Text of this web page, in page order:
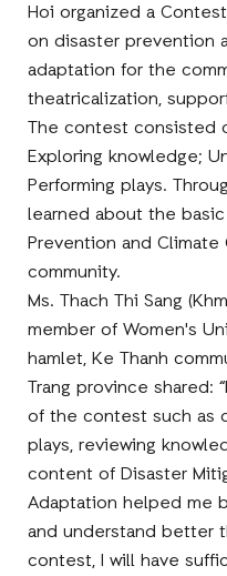
Hoi organized a
on disaster prevention
adaptation for the
theatricalization,
The contest consisted
Exploring knowledge;
Performing plays.
learned about the
Prevention and
community.
Ms. Thach Thi Sang
member of Women's
hamlet, Ke Thanh
Trang province shared:
of the contest such as
plays, reviewing
content of Disaster
Adaptation helped me
and understand better
contest, I will have